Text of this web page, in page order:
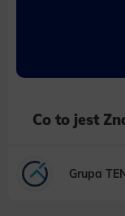
Co to jest
Grupa